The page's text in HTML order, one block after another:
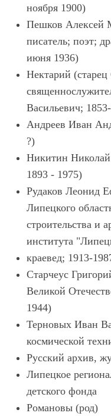
ноября 1900)
Пешков Алексей
писатель; поэт;
июня 1936)
Нектарий
Васильевич;
Андреев Иван
?)
Никитин Николай
1893 - 1975)
Рудаков Леонид
Липецкого
строительства и
института
краевед; 1913-
Старчеус
Великой
1944)
Терновых Иван
космической
Русский архив,
Липецкое
детского фонда
Романовы (род)